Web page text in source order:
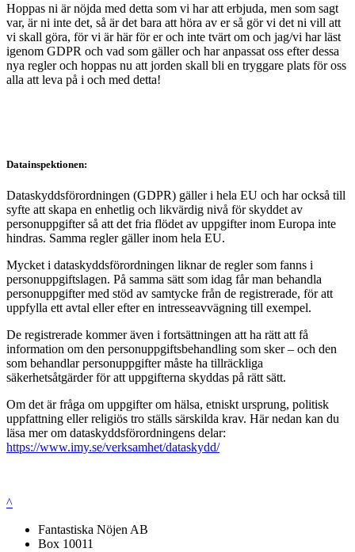
Hoppas ni är nöjda med detta som vi har att erbjuda, men som sagt
var, är ni inte det, så är det bara att höra av er så gör vi det ni vill att
vi skall göra, för vi är här för er och inte tvärt om och jag/vi har läst
igenom GDPR och vad som gäller och har anpassat oss efter dessa
nya regler och hoppas nu att jorden skall bli en tryggare plats för oss
alla att leva på i och med detta!
Datainspektionen:
Dataskyddsförordningen (GDPR) gäller i hela EU och har också till
syfte att skapa en enhetlig och likvärdig nivå för skyddet av
personuppgifter så att det fria flödet av uppgifter inom Europa inte
hindras. Samma regler gäller inom hela EU.
Mycket i dataskyddsförordningen liknar de regler som fanns i
personuppgiftslagen. På samma sätt som idag får man behandla
personuppgifter med stöd av samtycke från de registrerade, för att
uppfylla ett avtal eller efter en intresseavvägning till exempel.
De registrerade kommer även i fortsättningen att ha rätt att få
information om den personuppgiftsbehandling som sker – och den
som behandlar personuppgifter måste ha tillräckliga
säkerhetsåtgärder för att uppgifterna skyddas på rätt sätt.
Om det är fråga om uppgifter om hälsa, etniskt ursprung, politisk
uppfattning eller religiös tro ställs särskilda krav. Här nedan kan du
läsa mer om dataskyddsförordningens delar:
https://www.imy.se/verksamhet/dataskydd/
^
Fantastiska Nöjen AB
Box 10011